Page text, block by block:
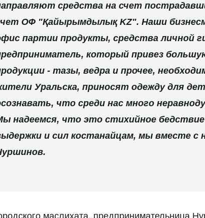
средства на счет
ОФ "Қайырымдылық KZ". Наши
партии продукты, средства личной
который привез
- тазы, ведра и прочее,
Уральска, приносят одежду для
что среди нас много
надеемся, что это стихийное
и сил костанайцам, мы вместе с